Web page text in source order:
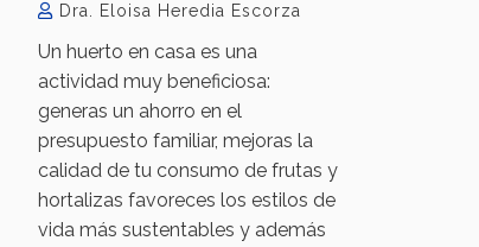
Dra. Eloisa Heredia Escorza
Un huerto en casa es una
actividad muy beneficiosa:
generas un ahorro en el
presupuesto familiar, mejoras la
calidad de tu consumo de frutas y
hortalizas favoreces los estilos de
vida más sustentables y además